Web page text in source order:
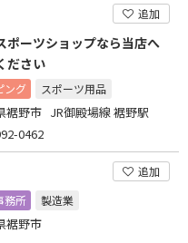
追加
ポーツショップなら当店へ
ださい
ング スポーツ用品
裾野市 JR御殿場線 裾野駅
0462
追加
務所
製造業
裾野市